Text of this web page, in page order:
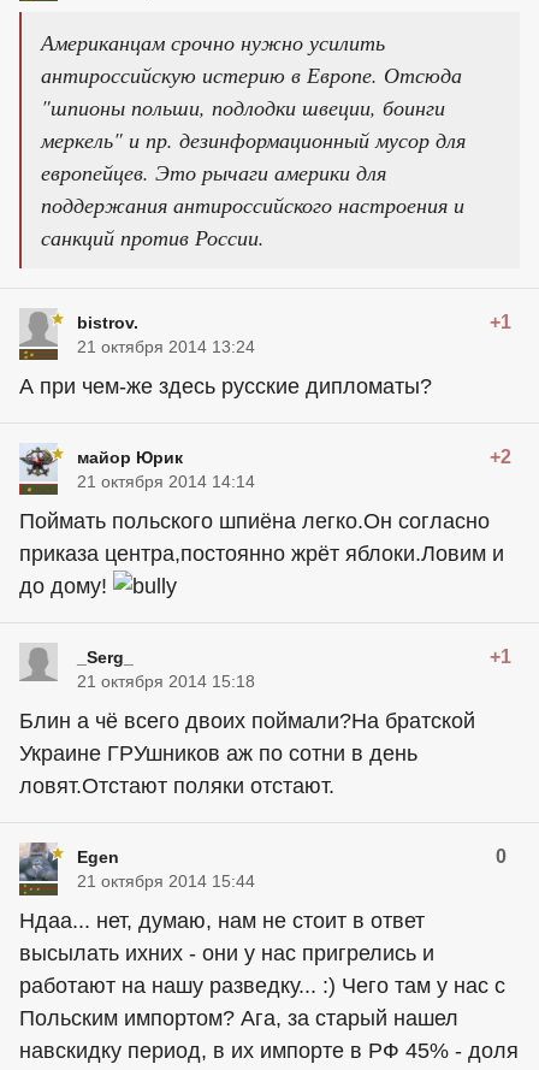
Американцам срочно нужно усилить
антироссийскую истерию в Европе. Отсюда
"шпионы польши, подлодки швеции, боинги
меркель" и пр. дезинформационный мусор для
европейцев. Это рычаги америки для
поддержания антироссийского настроения и
санкций против России.
bistrov. +1
21 октября 2014 13:24
А при чем-же здесь русские дипломаты?
майор Юрик +2
21 октября 2014 14:14
Поймать польского шпиёна легко.Он согласно
приказа центра,постоянно жрёт яблоки.Ловим и
до дому!
_Serg_ +1
21 октября 2014 15:18
Блин а чё всего двоих поймали?На братской
Украине ГРУшников аж по сотни в день
ловят.Отстают поляки отстают.
Egen 0
21 октября 2014 15:44
Ндаа... нет, думаю, нам не стоит в ответ
высылать ихних - они у нас пригрелись и
работают на нашу разведку... :) Чего там у нас с
Польским импортом? Ага, за старый нашел
навскидку период, в их импорте в РФ 45% - доля